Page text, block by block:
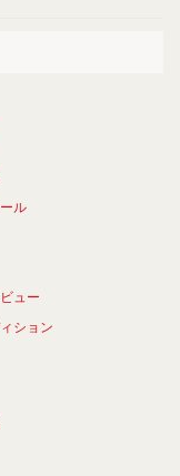
ル
ュー
ション